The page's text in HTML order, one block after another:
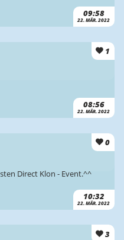
09:58
22. MÄR. 2022
1
08:56
22. MÄR. 2022
0
10:32
22. MÄR. 2022
Direct Klon - Event.^^
3